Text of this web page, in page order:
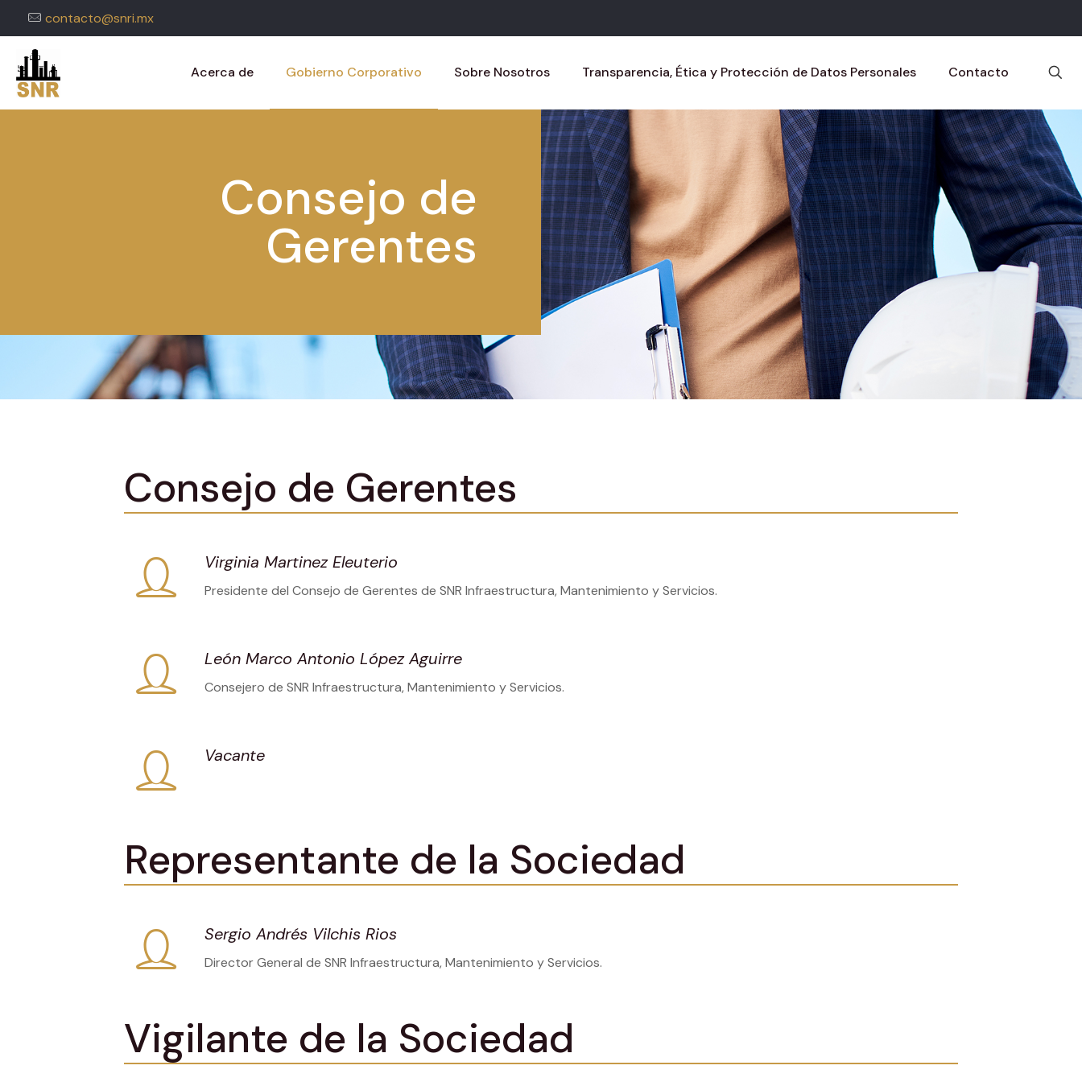
contacto@snri.mx
Acerca de Gobierno Corporativo Sobre Nosotros Transparencia, Ética y Protección de Datos Personales Contacto
Consejo de
Gerentes
Consejo de Gerentes
Virginia Martinez Eleuterio
Presidente del Consejo de Gerentes de SNR Infraestructura, Mantenimiento y Servicios.
León Marco Antonio López Aguirre
Consejero de SNR Infraestructura, Mantenimiento y Servicios.
Vacante
Representante de la Sociedad
Sergio Andrés Vilchis Rios
Director General de SNR Infraestructura, Mantenimiento y Servicios.
Vigilante de la Sociedad